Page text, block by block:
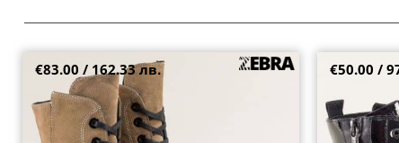
Бежови дамски боти на платформа от
естествен набук 9499nbj
37
€83.00 / 162.33 лв.
Модерни
36 38
€50.00 /